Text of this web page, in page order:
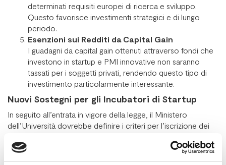
determinati requisiti europei di ricerca e sviluppo.
Questo favorisce investimenti strategici e di lungo
periodo.
Esenzioni sui Redditi da Capital Gain
I guadagni da capital gain ottenuti attraverso fondi che
investono in startup e PMI innovative non saranno
tassati per i soggetti privati, rendendo questo tipo di
investimento particolarmente interessante.
Nuovi Sostegni per gli Incubatori di Startup
In seguito all’entrata in vigore della legge, il Ministero
dell’Università dovrebbe definire i criteri per l’iscrizione dei
nazionale delle ricerche. Questa misura favorisce la sinergia